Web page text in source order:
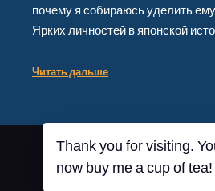
почему я собираюсь уделить
Ярких личностей в японской
Читать дальше
ОтPosterity
Thank you for visiting.
now buy me a cup of tea!